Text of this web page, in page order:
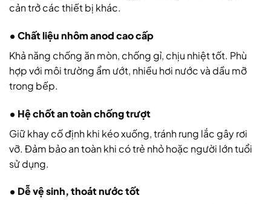
cản trở các thiết bị khác.
• Chất liệu nhôm anod cao cấp
Khả năng chống ăn mòn, chống gỉ, chịu nhiệt tốt. Phù
hợp với môi trường ẩm ướt, nhiều hơi nước và dầu mỡ
trong bếp.
• Hệ chốt an toàn chống trượt
Giữ khay cố định khi kéo xuống, tránh rung lắc gây rơi
vỡ. Đảm bảo an toàn khi có trẻ nhỏ hoặc người lớn tuổi
sử dụng.
• Dễ vệ sinh, thoát nước tốt